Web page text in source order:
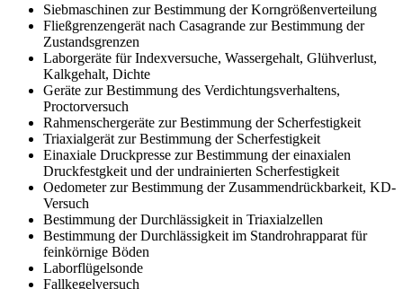
Siebmaschinen zur Bestimmung der Korngrößenverteilung
Fließgrenzengerät nach Casagrande zur Bestimmung der
Zustandsgrenzen
Laborgeräte für Indexversuche, Wassergehalt, Glühverlust,
Kalkgehalt, Dichte
Geräte zur Bestimmung des Verdichtungsverhaltens,
Proctorversuch
Rahmenschergeräte zur Bestimmung der Scherfestigkeit
Triaxialgerät zur Bestimmung der Scherfestigkeit
Einaxiale Druckpresse zur Bestimmung der einaxialen
Druckfestgkeit und der undrainierten Scherfestigkeit
Oedometer zur Bestimmung der Zusammendrückbarkeit, KD-
Versuch
Bestimmung der Durchlässigkeit in Triaxialzellen
Bestimmung der Durchlässigkeit im Standrohrapparat für
feinkörnige Böden
Laborflügelsonde
Fallkegelversuch